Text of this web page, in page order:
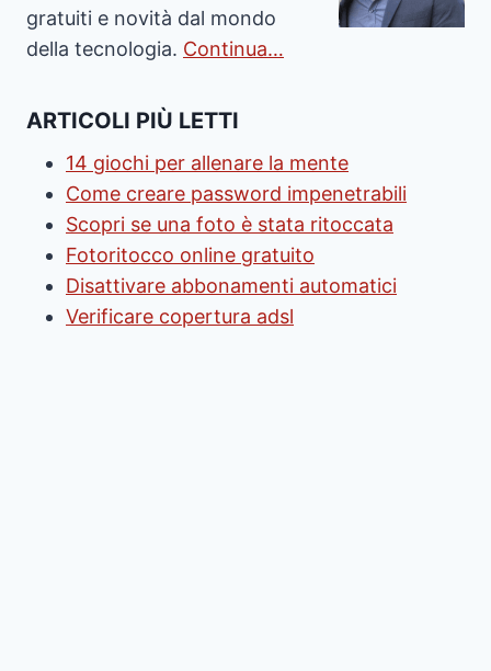
gratuiti e novità dal mondo
della tecnologia. Continua…
ARTICOLI PIÙ LETTI
14 giochi per allenare la mente
Come creare password impenetrabili
Scopri se una foto è stata ritoccata
Fotoritocco online gratuito
Disattivare abbonamenti automatici
Verificare copertura adsl